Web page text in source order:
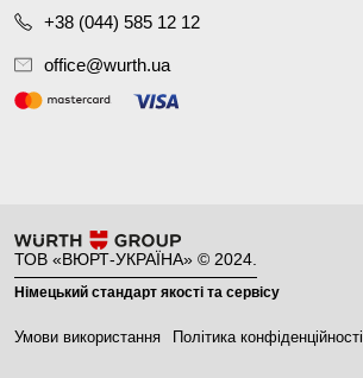
+38 (044) 585 12 12
office@wurth.ua
ТОВ «ВЮРТ-УКРАЇНА» © 2024.
Німецький стандарт якості та сервісу
Умови використання Політика конфіденційності